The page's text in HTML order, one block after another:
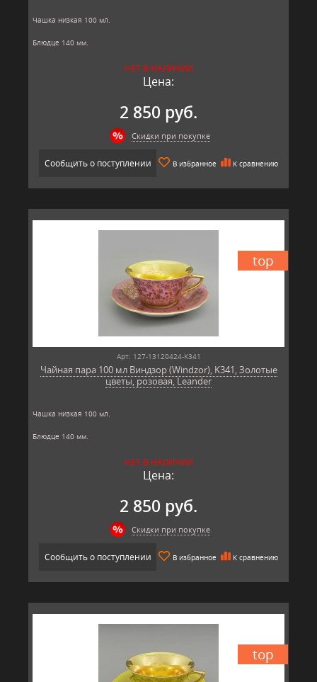
Чашка низкая 100 мл.
Блюдце 140 мм.
Материал: твёрдый фарфор, позолота
Производитель: Leander, Чехия.
НЕТ В НАЛИЧИИ
Цена:
2 850 руб.
Скидки при покупке
Сообщить о поступлении В избранное К сравнению
top
Арт: 127-13120424-K341
Чайная пара 100 мл Виндзор (Windzor), K341, Золотые
цветы, розовая, Leander
Чашка низкая 100 мл.
Блюдце 140 мм.
Материал: твёрдый фарфор, позолота
Производитель: Leander, Чехия.
НЕТ В НАЛИЧИИ
Цена:
2 850 руб.
Скидки при покупке
Сообщить о поступлении В избранное К сравнению
top